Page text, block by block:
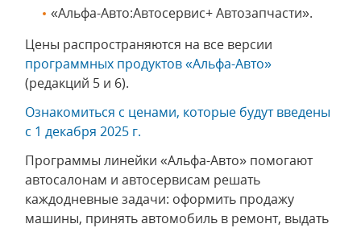
«Альфа-Авто:Автосервис+ Автозапчасти».
Цены распространяются на все версии
программных продуктов «Альфа-Авто»
(редакций 5 и 6).
Ознакомиться с ценами, которые будут введены
с 1 декабря 2025 г.
Программы линейки «Альфа-Авто» помогают
автосалонам и автосервисам решать
каждодневные задачи: оформить продажу
машины, принять автомобиль в ремонт, выдать